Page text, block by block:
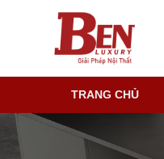
TRANG CHỦ